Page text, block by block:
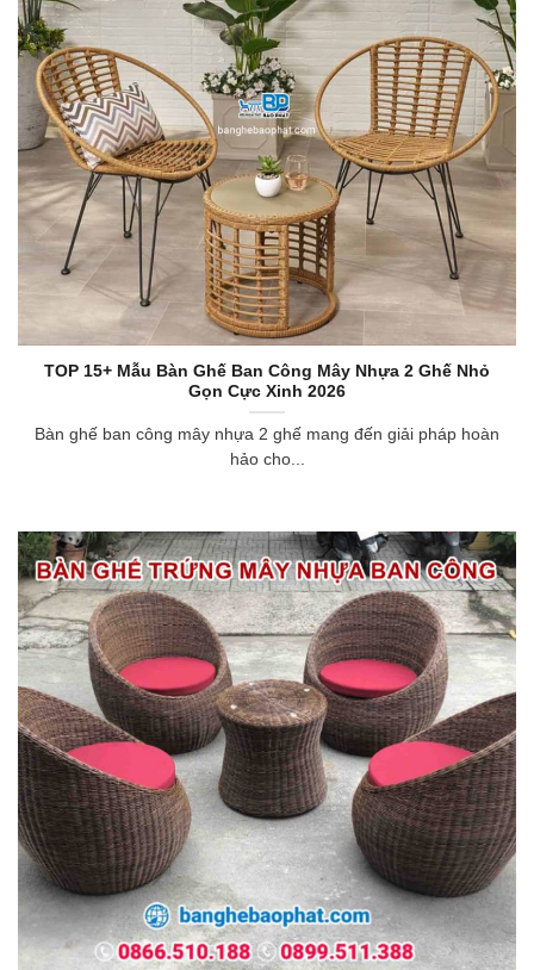
TOP 15+ Mẫu Bàn Ghế Ban Công Mây Nhựa 2 Ghế Nhỏ
Gọn Cực Xinh 2026
Bàn ghế ban công mây nhựa 2 ghế mang đến giải pháp hoàn
hảo cho...